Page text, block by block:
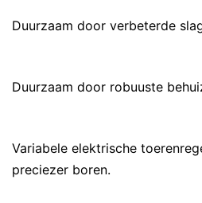
Duurzaam door verbeterde
Duurzaam door robuuste
Variabele elektrische
preciezer boren.